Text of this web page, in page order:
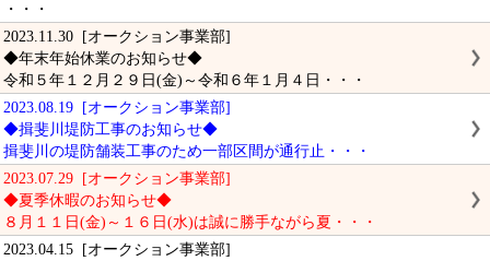
・・・
2023.11.30 [オークション事業部]
◆年末年始休業のお知らせ◆
令和５年１２月２９日(金)～令和６年１月４日・・・
2023.08.19 [オークション事業部]
◆揖斐川堤防工事のお知らせ◆
揖斐川の堤防舗装工事のため一部区間が通行止・・・
2023.07.29 [オークション事業部]
◆夏季休暇のお知らせ◆
８月１１日(金)～１６日(水)は誠に勝手ながら夏・・・
2023.04.15 [オークション事業部]